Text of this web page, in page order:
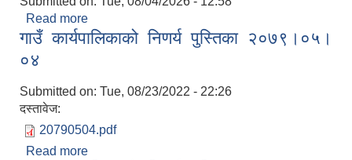
Read more
गाउँ कार्यपालिकाको निणर्य पुस्तिका २०७९।०५।
०४
Submitted on: Tue, 08/23/2022 - 22:26
दस्तावेज:
20790504.pdf
Read more